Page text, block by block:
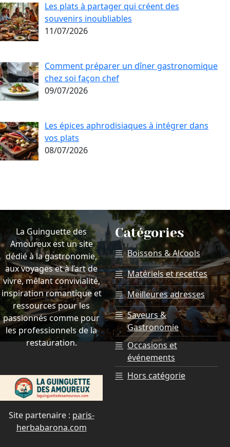
Les plats à partager qui créent des
souvenirs inoubliables
11/07/2026
Comment préparer un dîner gastronomique
chez soi façon chef
09/07/2026
Les épices aphrodisiaques à intégrer dans
vos plats
08/07/2026
La Guinguette des
Amoureux est un site
dédié à la gastronomie,
aux voyages et à l’art de
vivre, mêlant convivialité,
inspiration romantique et
ressources pour les
passionnés comme pour
les professionnels de la
restauration.
Site partenaire : paris-
herbabarona.com
Catégories
Boissons & Alcools
Matériels et recettes
Meilleures adresses
Saveurs &
Gastronomie
Occasions et
événements
Hors catégorie